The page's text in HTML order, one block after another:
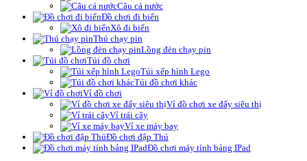
Câu cá nước
Đồ chơi đi biển
Xô đi biển
Thú chạy pin
Lồng đèn chạy pin
Túi đồ chơi
Túi xếp hình Lego
Túi đồ chơi khác
Vỉ đồ chơi
Vỉ đồ chơi xe đẩy siêu thị
Vỉ trái cây
Vỉ xe máy bay
Đồ chơi đập Thú
Đồ chơi máy tính bảng IPad